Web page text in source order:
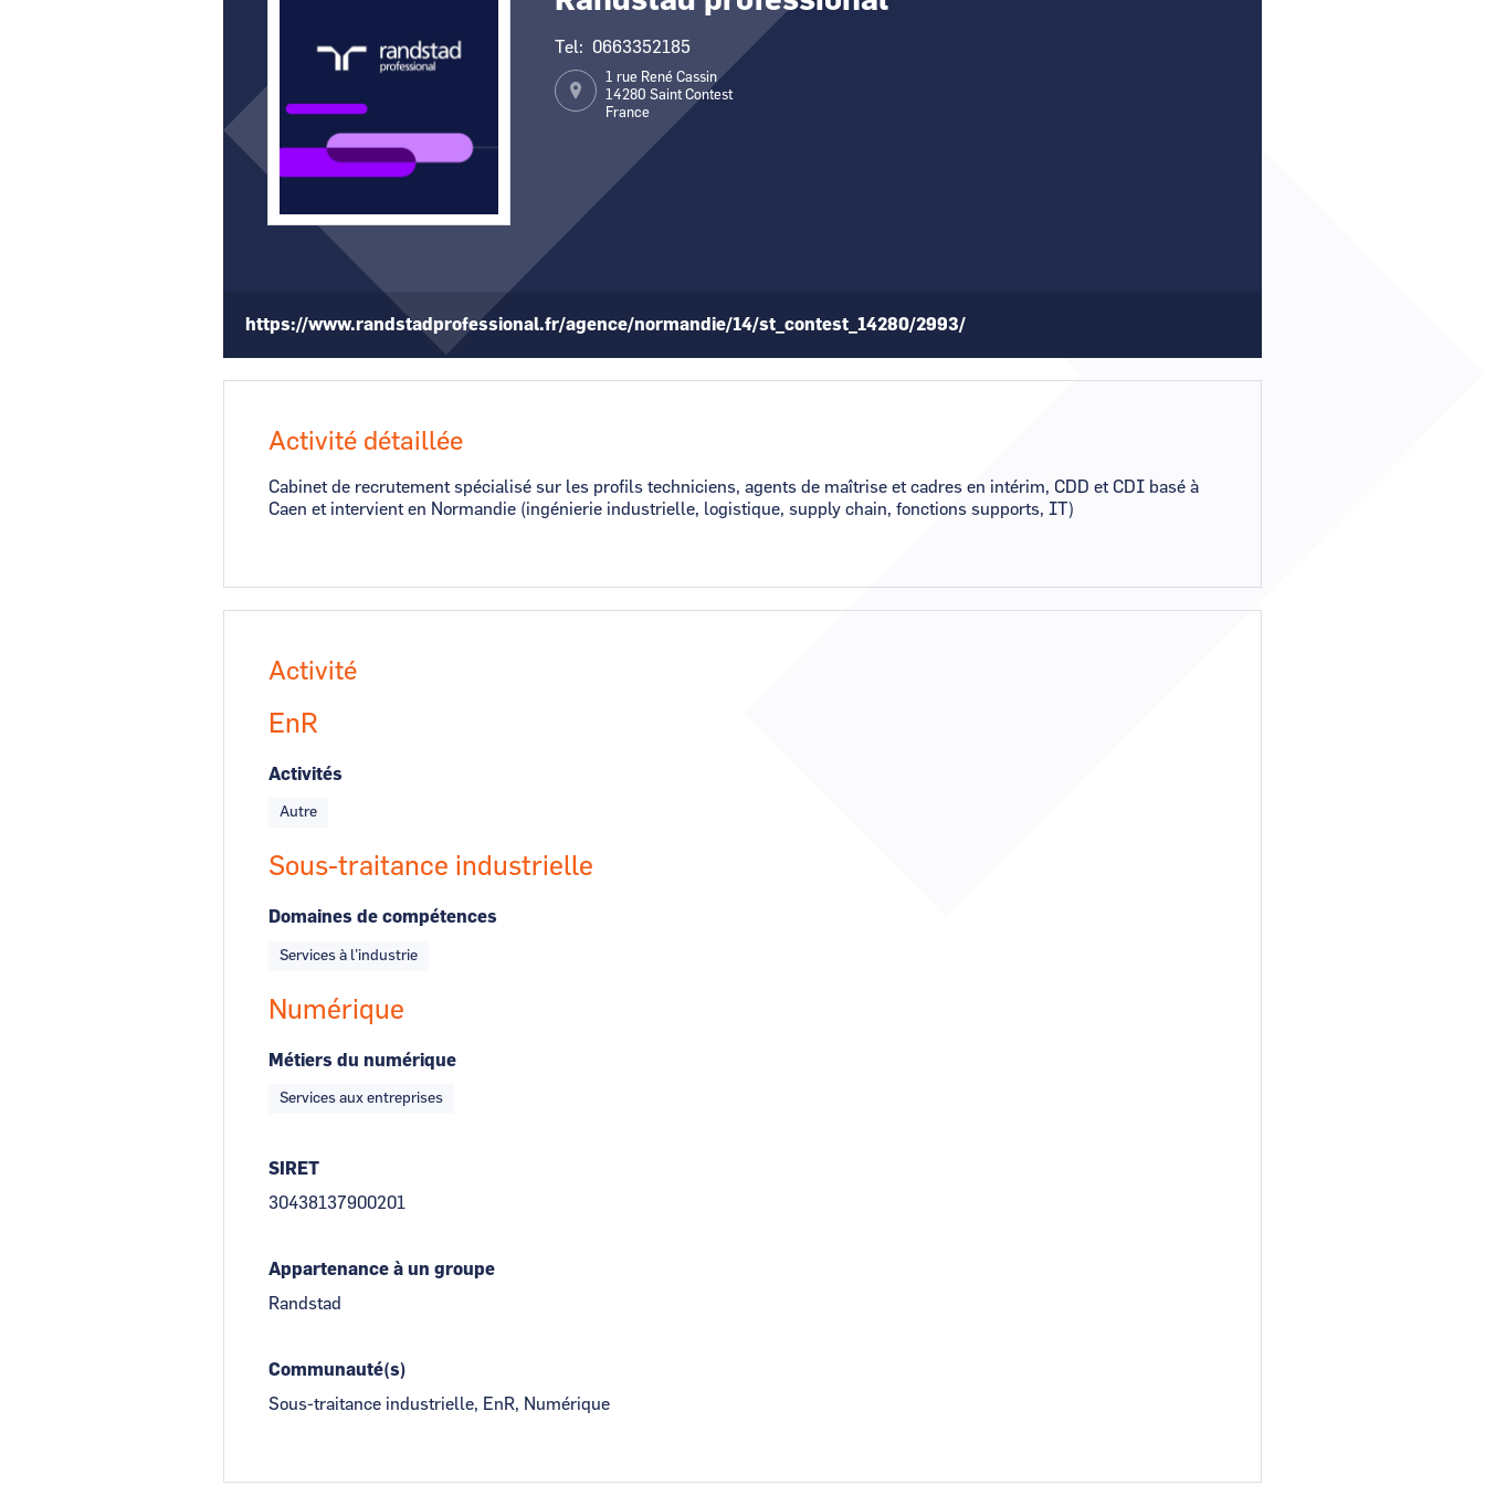
CCI Business
Pays de la Loire
Tel 0663352185
1 rue René Cassin
14280 Saint Contest
France
https://www.randstadprofessional.fr/agence/normandie/14/st_contest_14280/2993/
Activité détaillée
Cabinet de recrutement spécialisé sur les profils techniciens, agents de maîtrise et cadres en intérim, CDD et CDI basé à
Caen et intervient en Normandie (ingénierie industrielle, logistique, supply chain, fonctions supports, IT)
Activité
EnR
Activités
Autre
Sous-traitance industrielle
Domaines de compétences
Services à l’industrie
Numérique
Métiers du numérique
Services aux entreprises
SIRET
30438137900201
Appartenance à un groupe
Randstad
Communauté(s)
Sous-traitance industrielle, EnR, Numérique